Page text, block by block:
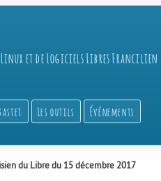
et de Logiciels Libres Francilien
Les outils Événements
du Libre du 15 décembre 2017